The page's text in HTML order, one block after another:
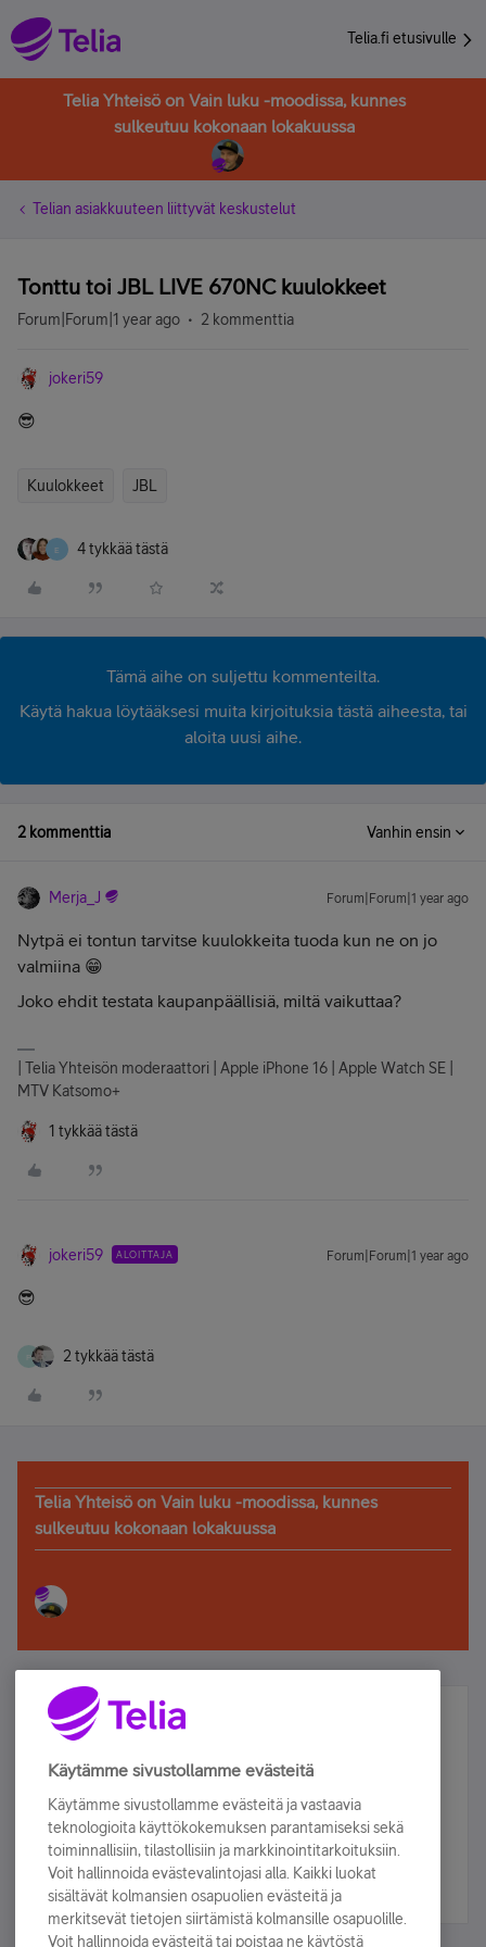
Telia.fi etusivulle
Telia Yhteisö on Vain luku -moodissa, kunnes
sulkeutuu kokonaan lokakuussa
Telian asiakkuuteen liittyvät keskustelut
Tonttu toi JBL LIVE 670NC kuulokkeet
Forum|Forum|1 year ago 2 kommenttia
jokeri59
😎
Kuulokkeet JBL
E 4 tykkää tästä
Tämä aihe on suljettu kommenteilta.
Käytä hakua löytääksesi muita kirjoituksia tästä aiheesta, tai
aloita uusi aihe.
2 kommenttia Vanhin ensin
Merja_J Forum|Forum|1 year ago
Nytpä ei tontun tarvitse kuulokkeita tuoda kun ne on jo
valmiina 😁
Joko ehdit testata kaupanpäällisiä, miltä vaikuttaa?
| Telia Yhteisön moderaattori | Apple iPhone 16 | Apple Watch SE |
MTV Katsomo+
1 tykkää tästä
jokeri59 ALOITTAJA Forum|Forum|1 year ago
😎
2 tykkää tästä
Telia Yhteisö on Vain luku -moodissa, kunnes
sulkeutuu kokonaan lokakuussa
Älä jää paitsi – osallistu ja voita!
Tilaa Telian uutiskirje ja olet mukana arvonnassa.
sähköpostiisi.
Tilaa nyt
Käytämme sivustollamme evästeitä
Käytämme sivustollamme evästeitä ja vastaavia
teknologioita käyttökokemuksen parantamiseksi sekä
toiminnallisiin, tilastollisiin ja markkinointitarkoituksiin.
Voit hallinnoida evästevalintojasi alla. Kaikki luokat
sisältävät kolmansien osapuolien evästeitä ja
merkitsevät tietojen siirtämistä kolmansille osapuolille.
Voit hallinnoida evästeitä tai poistaa ne käytöstä